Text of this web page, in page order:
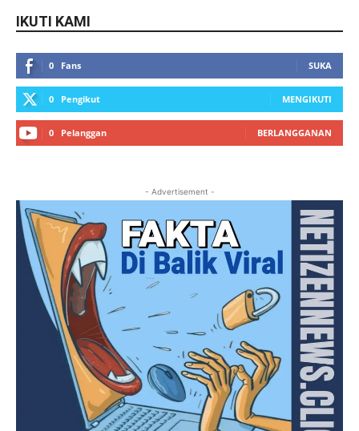
IKUTI KAMI
0 Fans SUKA
0 Pengikut MENGIKUTI
0 Pelanggan BERLANGGANAN
- Advertisement -